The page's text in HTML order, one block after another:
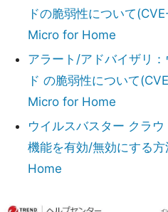
ドの脆弱性について
Micro for Home
アラート/アドバイザリ
ド の脆弱性について
Micro for Home
ウイルスバスター クラウ
機能を有効/無効にする
Home